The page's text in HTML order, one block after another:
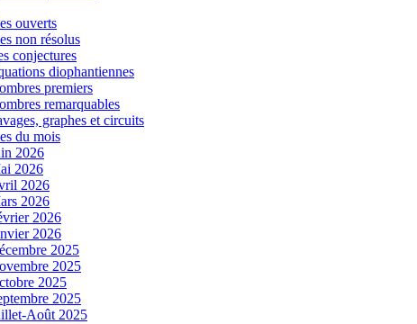
ouverts
non résolus
conjectures
diophantiennes
premiers
remarquables
graphes et circuits
du mois
2026
2026
2026
2026
2026
2026
2025
2025
2025
2025
Août 2025